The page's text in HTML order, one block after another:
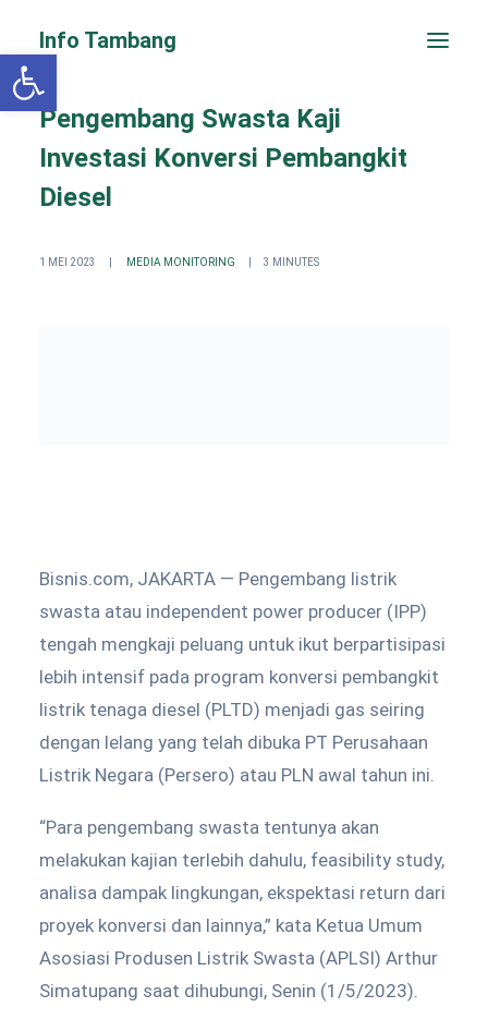
Info Tambang
Pengembang Swasta Kaji
Investasi Konversi Pembangkit
Diesel
1 MEI 2023 MEDIA MONITORING 3 MINUTES
Bisnis.com, JAKARTA — Pengembang listrik
swasta atau independent power producer (IPP)
tengah mengkaji peluang untuk ikut berpartisipasi
lebih intensif pada program konversi pembangkit
listrik tenaga diesel (PLTD) menjadi gas seiring
dengan lelang yang telah dibuka PT Perusahaan
Listrik Negara (Persero) atau PLN awal tahun ini.
“Para pengembang swasta tentunya akan
melakukan kajian terlebih dahulu, feasibility study,
analisa dampak lingkungan, ekspektasi return dari
proyek konversi dan lainnya,” kata Ketua Umum
Asosiasi Produsen Listrik Swasta (APLSI) Arthur
Simatupang saat dihubungi, Senin (1/5/2023).
Open toolbar